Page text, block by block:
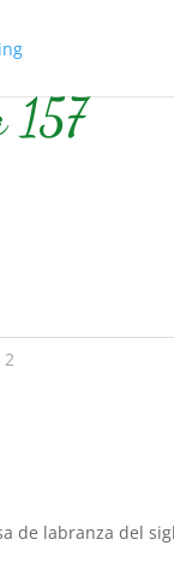
157
2
de labranza del